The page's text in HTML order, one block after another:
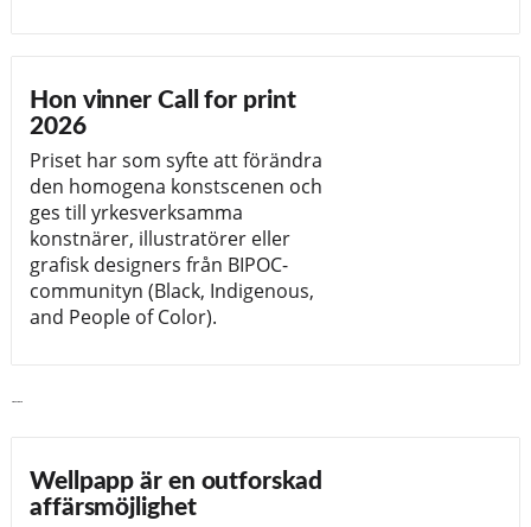
Hon vinner Call for print
2026
Priset har som syfte att förändra
den homogena konstscenen och
ges till yrkesverksamma
konstnärer, illustratörer eller
grafisk designers från BIPOC-
communityn (Black, Indigenous,
and People of Color).
Wellpapp är en outforskad
affärsmöjlighet